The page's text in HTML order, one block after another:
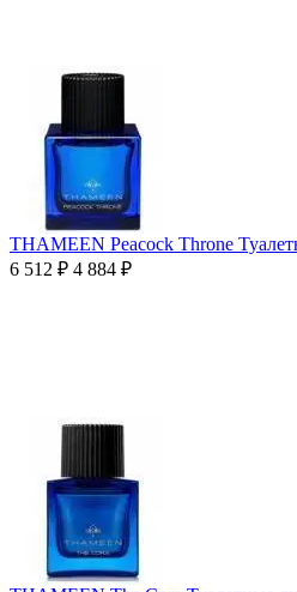
THAMEEN Peacock Throne
6 512 ₽ 4 884 ₽